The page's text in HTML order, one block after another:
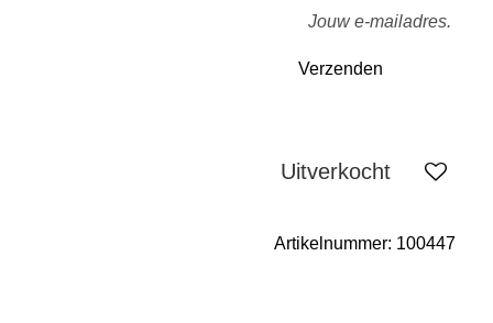
Verzenden
Uitverkocht
Artikelnummer: 100447